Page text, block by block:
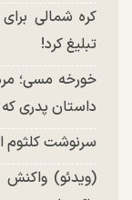
کره شمالی
تبلیغ کرد!
خورخه مسی؛
داستان پدری
سرنوشت کلثوم
(ویدئو)